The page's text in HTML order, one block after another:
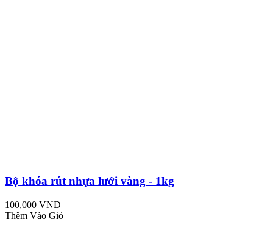
Bộ khóa rút nhựa lưới vàng - 1kg
100,000 VND
Thêm Vào Giỏ